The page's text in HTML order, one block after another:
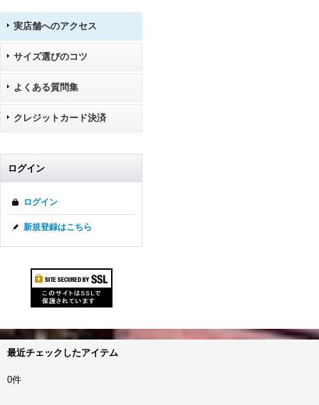
実店舗へのアクセス
サイズ選びのコツ
よくある質問集
クレジットカード決済
ログイン
ログイン
新規登録はこちら
最近チェックしたアイテム
0件